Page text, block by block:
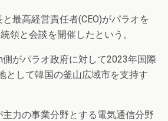
最高経営責任者(CEO)がパラオを
領と会談を開催したという。
側がパラオ政府に対して2023年国際
として韓国の釜山広域市を支持す
主力の事業分野とする電気通信分野